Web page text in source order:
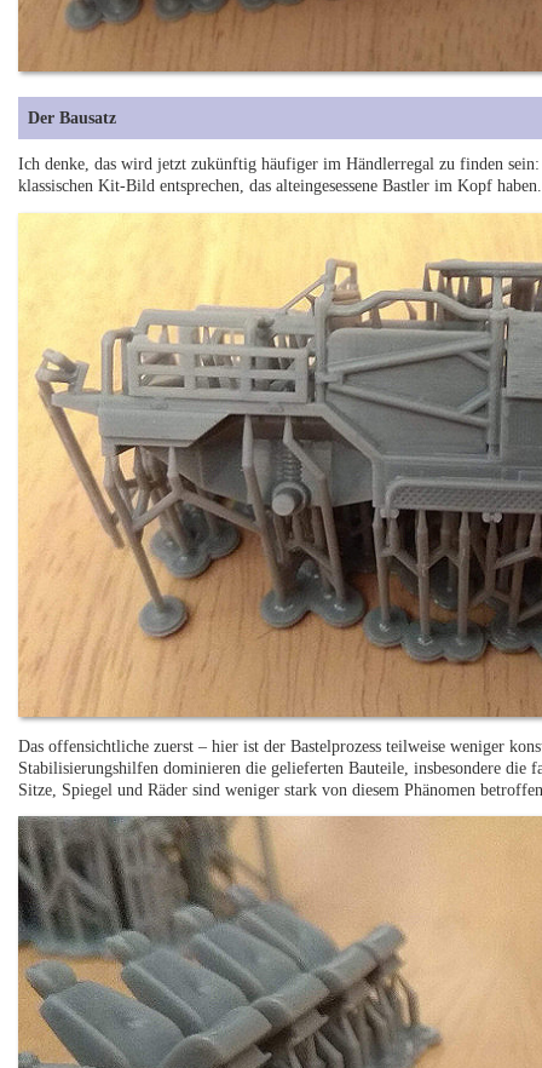
Der Bausatz
Ich denke, das wird jetzt zukünftig häufiger im Händlerregal zu finden
klassischen Kit-Bild entsprechen, das alteingesessene Bastler im Kopf haben.
Das offensichtliche zuerst – hier ist der Bastelprozess teilweise weniger
Stabilisierungshilfen dominieren die gelieferten Bauteile, insbesondere die
Sitze, Spiegel und Räder sind weniger stark von diesem Phänomen